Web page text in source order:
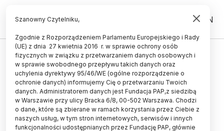
PL EN
ŚWIAT
Odporne na skrajne zimno
drożdże przetrwały w
mikrobiomie Otziego
08.06.2026
aktualizacja: 08.06.2026
2 minuty czytania
Szanowny Czytelniku,
Zgodnie z Rozporządzeniem Parlamentu Europejskiego i Rady
(UE) z dnia 27 kwietnia 2016 r. w sprawie ochrony osób
fizycznych w związku z przetwarzaniem danych osobowych i
w sprawie swobodnego przepływu takich danych oraz
uchylenia dyrektywy 95/46/WE (ogólne rozporządzenie o
ochronie danych) informujemy Cię o przetwarzaniu Twoich
danych. Administratorem danych jest Fundacja PAP,z siedzibą
w Warszawie przy ulicy Bracka 6/8, 00-502 Warszawa. Chodzi
o dane, które są zbierane w ramach korzystania przez Ciebie z
naszych usług, w tym stron internetowych, serwisów i innych
funkcjonalności udostępnianych przez Fundację PAP, głównie